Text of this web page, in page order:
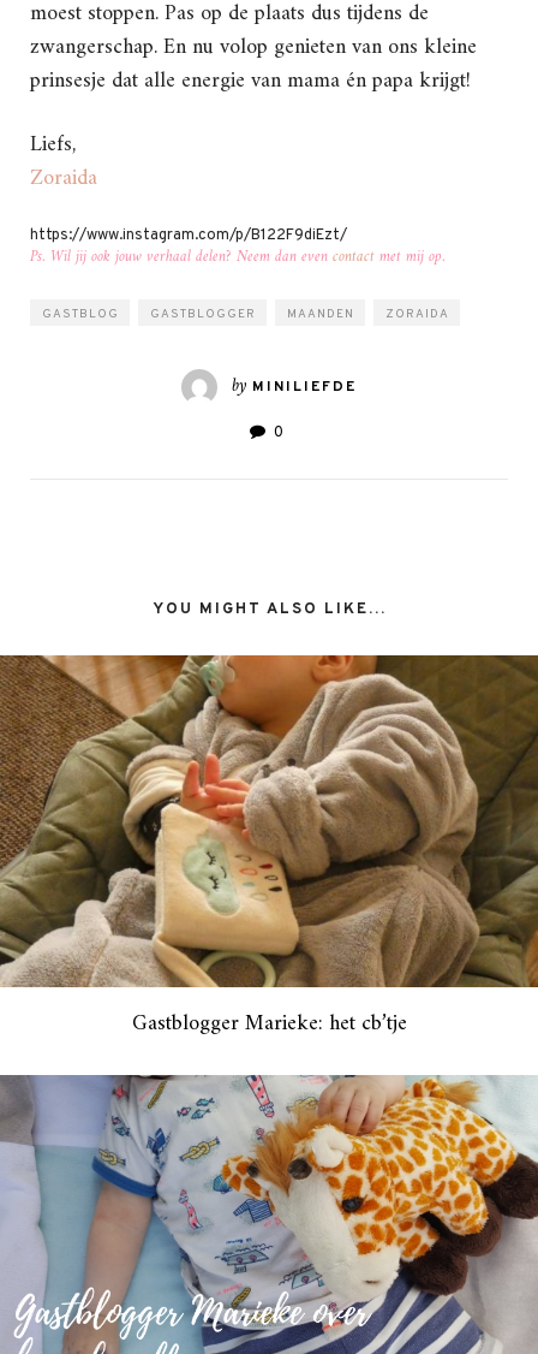
moest stoppen. Pas op de plaats dus tijdens de
zwangerschap. En nu volop genieten van ons kleine
prinsesje dat alle energie van mama én papa krijgt!
Liefs,
Zoraida
https://www.instagram.com/p/B122F9diEzt/
Ps. Wil jij ook jouw verhaal delen? Neem dan evencontact met mij op.
GASTBLOG GASTBLOGGER MAANDEN ZORAIDA
by MINILIEFDE
0
YOU MIGHT ALSO LIKE...
Gastblogger Marieke: het cb’tje